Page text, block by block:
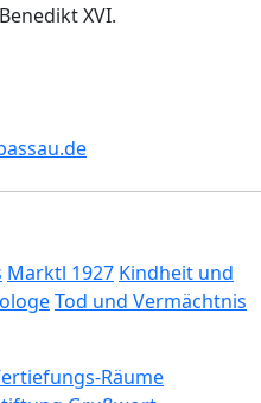
XVI.
Marktl 1927 Kindheit und
Tod und Vermächtnis
Räume